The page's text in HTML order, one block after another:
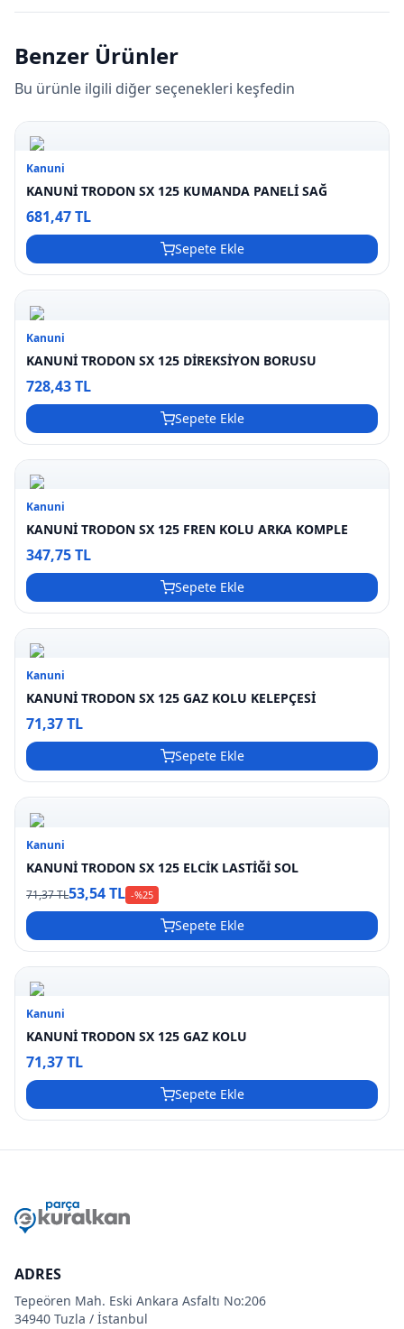
Benzer Ürünler
Bu ürünle ilgili diğer seçenekleri keşfedin
Kanuni
KANUNİ TRODON SX 125 KUMANDA PANELİ SAĞ
681,47 TL
Sepete Ekle
Kanuni
KANUNİ TRODON SX 125 DİREKSİYON BORUSU
728,43 TL
Sepete Ekle
Kanuni
KANUNİ TRODON SX 125 FREN KOLU ARKA KOMPLE
347,75 TL
Sepete Ekle
Kanuni
KANUNİ TRODON SX 125 GAZ KOLU KELEPÇESİ
71,37 TL
Sepete Ekle
Kanuni
KANUNİ TRODON SX 125 ELCİK LASTİĞİ SOL
71,37 TL53,54 TL -%25
Sepete Ekle
Kanuni
KANUNİ TRODON SX 125 GAZ KOLU
71,37 TL
Sepete Ekle
ADRES
Tepeören Mah. Eski Ankara Asfaltı No:206
34940 Tuzla / İstanbul